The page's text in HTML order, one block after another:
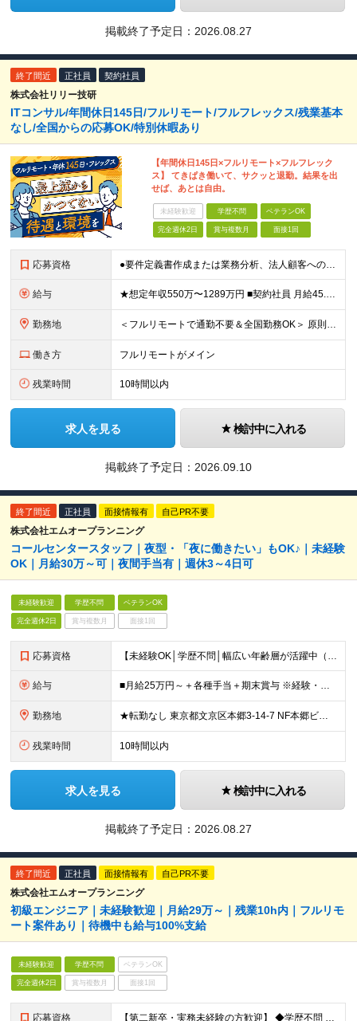
掲載終了予定日： 2026.08.27
終了間近 正社員 契約社員
株式会社リリー技研
ITコンサル/年間休日145日/フルリモート/フルフレックス/残業基本
なし/全国からの応募OK/特別休暇あり
【年間休日145日×フルリモート×フルフレック
ス】 てきぱき働いて、サクッと退勤。結果を出
せば、あとは自由。
未経験歓迎 学歴不問 ベテランOK
完全週休2日 賞与複数月 面接1回
応募資格 ●要件定義書作成または業務分析、法人顧客への提案・折衝の実務経験がある方 ●学歴不問 ≪契約社員のみ≫ ■契約の更新 有（半年ごと） ※入社半年後に実務習得の確認テストを実施し、 合格することが更
給与 ★想定年収550万〜1289万円 ■契約社員 月給45.8万〜71.6万円 ★想定年収688万〜1611万円 ■正社員 月給57.3万〜89.5万円 ※給与は経験・スキルを考慮の上、決定します。
勤務地 ＜フルリモートで通勤不要＆全国勤務OK＞ 原則フルリモート勤務となりますので、全国からのご応募をお待ちしています。 (変更の範囲)上記を除く当社関連勤務地
働き方 フルリモートがメイン
残業時間 10時間以内
求人を見る 検討中に入れる
掲載終了予定日： 2026.09.10
終了間近 正社員 面接情報有 自己PR不要
株式会社エムオープランニング
コールセンタースタッフ｜夜型・「夜に働きたい」もOK♪｜未経験
OK｜月給30万～可｜夜間手当有｜週休3～4日可
未経験歓迎 学歴不問 ベテランOK
完全週休2日 賞与複数月 面接1回
応募資格 【未経験OK│学歴不問│幅広い年齢層が活躍中（20代/30代/40代/50代）】 ◇基本的なPCスキル（入力・検索など）をお持ちの方 ＼こんな方を歓迎します／ ◎販売・サービス経験者歓迎（落ち着いた
給与 ■月給25万円～＋各種手当＋期末賞与 ※経験・年齢・スキルを考慮し決定します ※深夜・土日・時間帯手当あり ※22時以降・夜勤・土日出勤で手当加算、月30万円以上も可 ※残業代は1分単位で全額支給し
勤務地 ★転勤なし 東京都文京区本郷3-14-7 NF本郷ビル ★2026年11月頃より海浜幕張エリアに移転予定！ 千葉県千葉市美浜区中瀬1-6 駅から屋根付き通路を利用して通勤可能なため、 雨の日でも
残業時間 10時間以内
求人を見る 検討中に入れる
掲載終了予定日： 2026.08.27
終了間近 正社員 面接情報有 自己PR不要
株式会社エムオープランニング
初級エンジニア｜未経験歓迎｜月給29万～｜残業10h内｜フルリモ
ート案件あり｜待機中も給与100%支給
未経験歓迎 学歴不問 ベテランOK
完全週休2日 賞与複数月 面接1回
応募資格 【第二新卒・実務未経験の方歓迎】 ◆学歴不問 ◆実務未経験OK └ITスクールで勉強された方や独学でプログラミングを勉強したことがある方、 ブランクがある方も大歓迎です！ ★「未経験」のあなたの能